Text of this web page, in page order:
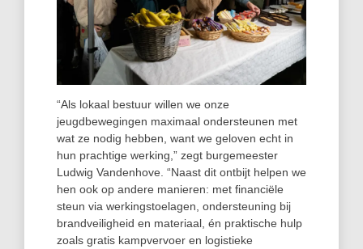
“Als lokaal bestuur willen we onze
jeugdbewegingen maximaal ondersteunen met
wat ze nodig hebben, want we geloven echt in
hun prachtige werking,” zegt burgemeester
Ludwig Vandenhove. “Naast dit ontbijt helpen we
hen ook op andere manieren: met financiële
steun via werkingstoelagen, ondersteuning bij
brandveiligheid en materiaal, én praktische hulp
zoals gratis kampvervoer en logistieke